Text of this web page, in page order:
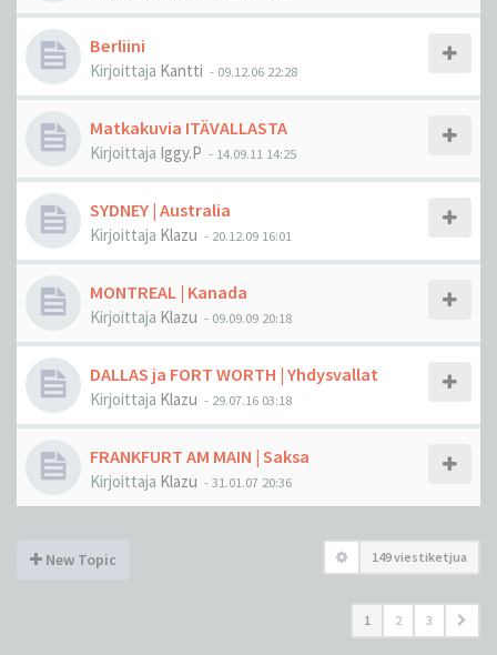
Berliini
Kirjoittaja Kantti - 09.12.06 22:28
Matkakuvia ITÄVALLASTA
Kirjoittaja Iggy.P - 14.09.11 14:25
SYDNEY | Australia
Kirjoittaja Klazu - 20.12.09 16:01
MONTREAL | Kanada
Kirjoittaja Klazu - 09.09.09 20:18
DALLAS ja FORT WORTH | Yhdysvallat
Kirjoittaja Klazu - 29.07.16 03:18
FRANKFURT AM MAIN | Saksa
Kirjoittaja Klazu -31.01.07 20:36
New Topic 149 viestiketjua
1 2 3